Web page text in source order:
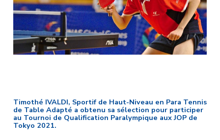
Timothé IVALDI, Sportif de Haut-Niveau en Para Tennis
de Table Adapté a obtenu sa sélection pour participer
au Tournoi de Qualification Paralympique aux JOP de
Tokyo 2021.